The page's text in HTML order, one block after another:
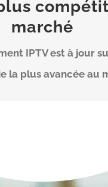
marché
IPTV est à jour
la plus avancée au
PRIX moins